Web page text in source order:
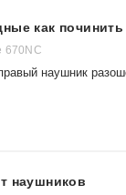
как починить
670NC
наушник
наушников